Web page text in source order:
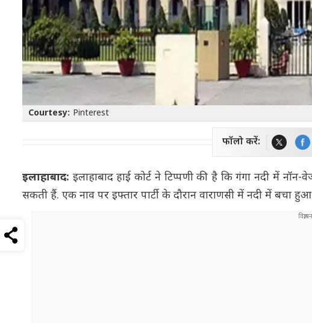
Courtesy: Pinterest
फॉलो करें:
इलाहाबाद: इलाहाबाद हाई कोर्ट ने टिप्पणी की है कि गंगा नदी में
सकती हैं. एक नाव पर इफ्तार पार्टी के दौरान वाराणसी में नदी में